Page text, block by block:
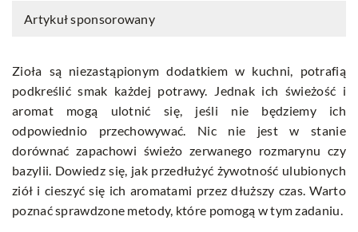
Artykuł sponsorowany
Zioła są niezastąpionym dodatkiem w kuchni, potrafią
podkreślić smak każdej potrawy. Jednak ich świeżość i
aromat mogą ulotnić się, jeśli nie będziemy ich
odpowiednio przechowywać. Nic nie jest w stanie
dorównać zapachowi świeżo zerwanego rozmarynu czy
bazylii. Dowiedz się, jak przedłużyć żywotność ulubionych
ziół i cieszyć się ich aromatami przez dłuższy czas. Warto
poznać sprawdzone metody, które pomogą w tym zadaniu.